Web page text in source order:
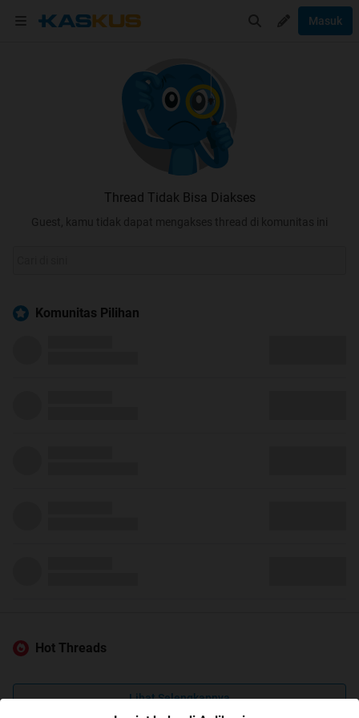
Masuk
Thread Tidak Bisa Diakses
Guest, kamu tidak dapat mengakses thread di komunitas ini
Komunitas Pilihan
Hot Threads
Lihat Selengkapnya